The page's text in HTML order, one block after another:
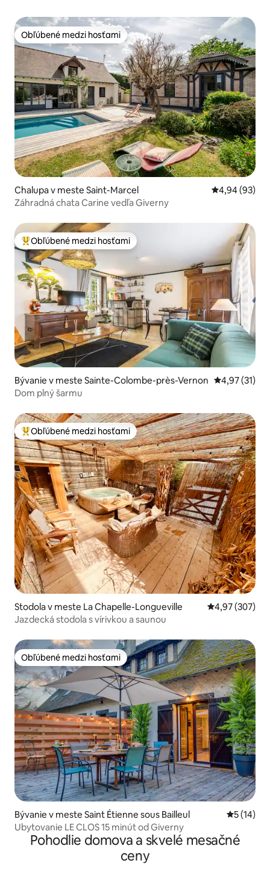
Obľúbené medzi hosťami
Obľúbené medzi hosťami
Chalupa v meste Saint-Marcel Priemerné
4,94 (93)
Záhradná chata Carine vedľa Giverny
Najobľúbenejšie medzi hosťami
Obľúbené medzi hosťami
Bývanie v meste Sainte-Colombe-près-Vernon Priemerné
4,97 (31)
Dom plný šarmu
Najobľúbenejšie medzi hosťami
Obľúbené medzi hosťami
Stodola v meste La Chapelle-Longueville Priemerné
4,97 (307)
Jazdecká stodola s vírivkou a saunou
Obľúbené medzi hosťami
Obľúbené medzi hosťami
Bývanie v meste Saint Étienne sous Bailleul
5 (14)
Ubytovanie LE CLOS 15 minút od Giverny
Pohodlie domova a skvelé mesačné
ceny